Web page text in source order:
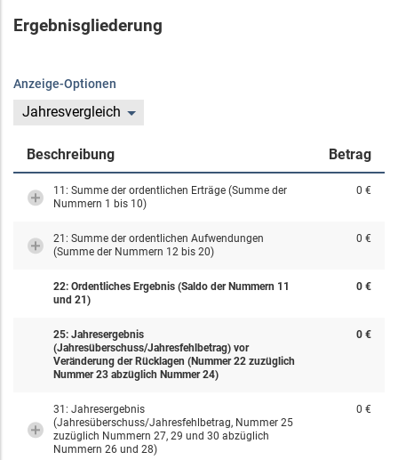
Ergebnisgliederung
Anzeige-Optionen
Jahresvergleich
Beschreibung Betrag
11: Summe der ordentlichen Erträge (Summe der
Nummern 1 bis 10)
0 €
21: Summe der ordentlichen Aufwendungen
(Summe der Nummern 12 bis 20)
0 €
22: Ordentliches Ergebnis (Saldo der Nummern 11
und 21)
0 €
25: Jahresergebnis
(Jahresüberschuss/Jahresfehlbetrag) vor
Veränderung der Rücklagen (Nummer 22 zuzüglich
Nummer 23 abzüglich Nummer 24)
0 €
31: Jahresergebnis
(Jahresüberschuss/Jahresfehlbetrag, Nummer 25
zuzüglich Nummern 27, 29 und 30 abzüglich
Nummern 26 und 28)
0 €